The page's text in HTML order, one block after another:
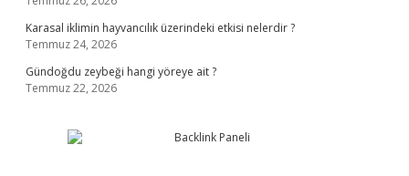
Karasal iklimin hayvancılık üzerindeki etkisi nelerdir ?
Temmuz 24, 2026
Gündoğdu zeybeği hangi yöreye ait ?
Temmuz 22, 2026